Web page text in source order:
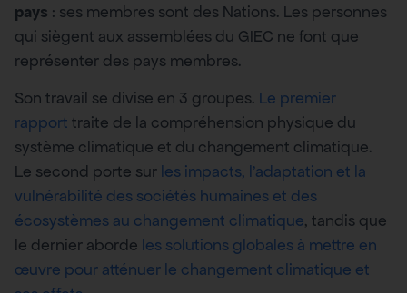
pays : ses membres sont des Nations. Les personnes
qui siègent aux assemblées du GIEC ne font que
représenter des pays membres.
Son travail se divise en 3 groupes. Le premier
rapport traite de la compréhension physique du
système climatique et du changement climatique.
Le second porte sur les impacts, l’adaptation et la
vulnérabilité des sociétés humaines et des
écosystèmes au changement climatique, tandis que
le dernier aborde les solutions globales à mettre en
œuvre pour atténuer le changement climatique et